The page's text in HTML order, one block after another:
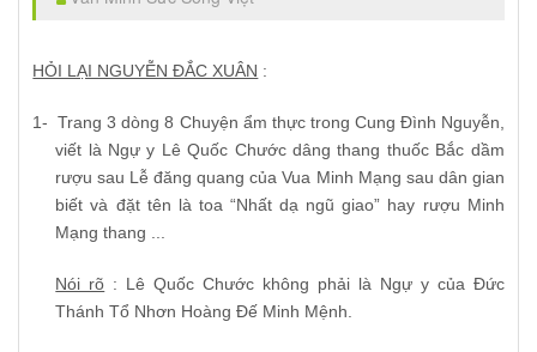
HỎI LẠI NGUYỄN ĐẮC XUÂN :
1- Trang 3 dòng 8 Chuyện ẩm thực trong Cung Đình Nguyễn,
viết là Ngự y Lê Quốc Chước dâng thang thuốc Bắc dầm
rượu sau Lễ đăng quang của Vua Minh Mạng sau dân gian
biết và đặt tên là toa “Nhất dạ ngũ giao” hay rượu Minh
Mạng thang ...
Nói rõ : Lê Quốc Chước không phải là Ngự y của Đức
Thánh Tổ Nhơn Hoàng Đế Minh Mệnh.